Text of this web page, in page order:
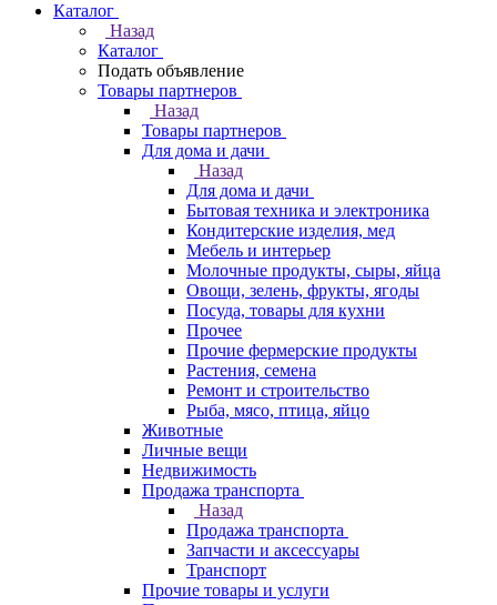
Каталог
Назад
Каталог
Подать объявление
Товары партнеров
Назад
Товары партнеров
Для дома и дачи
Назад
Для дома и дачи
Бытовая техника и электроника
Кондитерские изделия, мед
Мебель и интерьер
Молочные продукты, сыры, яйца
Овощи, зелень, фрукты, ягоды
Посуда, товары для кухни
Прочее
Прочие фермерские продукты
Растения, семена
Ремонт и строительство
Рыба, мясо, птица, яйцо
Животные
Личные вещи
Недвижимость
Продажа транспорта
Назад
Продажа транспорта
Запчасти и аксессуары
Транспорт
Прочие товары и услуги